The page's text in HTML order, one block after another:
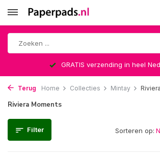
GRATIS verzending in heel
Terug Home Collecties Mintay
Riviera Moments
Filter Sorteren op: